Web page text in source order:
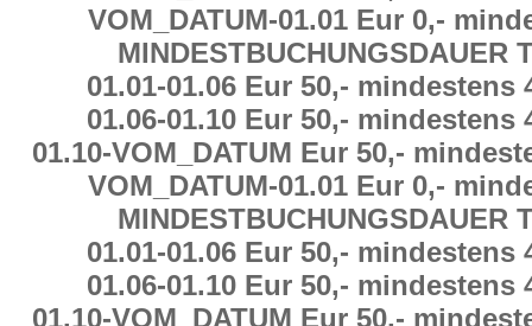
VOM_DATUM-01.01 Eur 0,-
MINDESTBUCHUNGSDAUER
01.01-01.06 Eur 50,- mindestens
01.06-01.10 Eur 50,- mindestens
01.10-VOM_DATUM Eur 50,-
VOM_DATUM-01.01 Eur 0,-
MINDESTBUCHUNGSDAUER
01.01-01.06 Eur 50,- mindestens
01.06-01.10 Eur 50,- mindestens
01.10-VOM_DATUM Eur 50,-